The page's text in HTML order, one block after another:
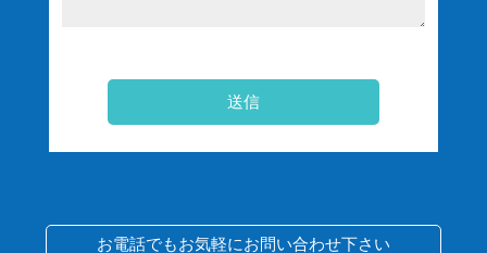
お電話でもお気軽にお問い合わせ下さい